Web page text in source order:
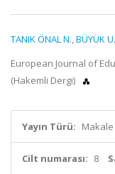
TANIK ÖNAL N.,BÜYÜK U.
European Journal of
(Hakemli Dergi)
Yayın Türü:
Cilt numarası: 8